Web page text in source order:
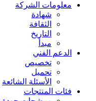
معلومات الشركة
شهادة
الثقافة
التاريخ
مبدأ
الدعم الفني
تخصيص
تحميل
الأسئلة الشائعة
فئات المنتجات